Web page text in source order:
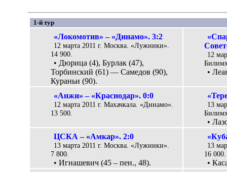
1-й тур
«Локомотив» – «Динамо». 3:2
12 марта 2011 г. Москва. «Лужники».
14 900.
• Дюрица (4), Бурлак (47),
Торбинский (61) — Самедов (90),
Кураньи (90).
12
•
«Анжи» – «Краснодар». 0:0
12 марта 2011 г. Махачкала. «Динамо».
13 500.
13
•
ЦСКА – «Амкар». 2:0
13 марта 2011 г. Москва. «Лужники».
7 800.
• Игнашевич (45 – пен., 48).
13
16 000.
•